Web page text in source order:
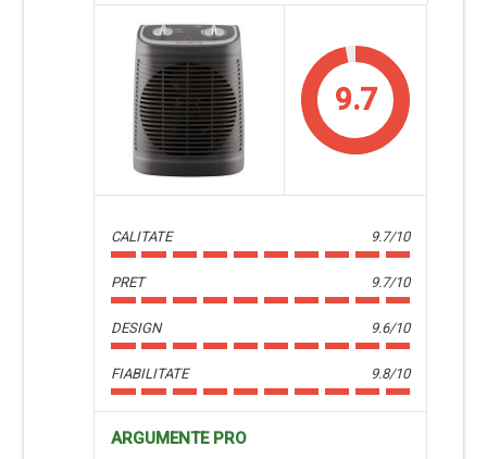
9.7
CALITATE 9.7/10
PRET 9.7/10
DESIGN 9.6/10
FIABILITATE 9.8/10
ARGUMENTE PRO